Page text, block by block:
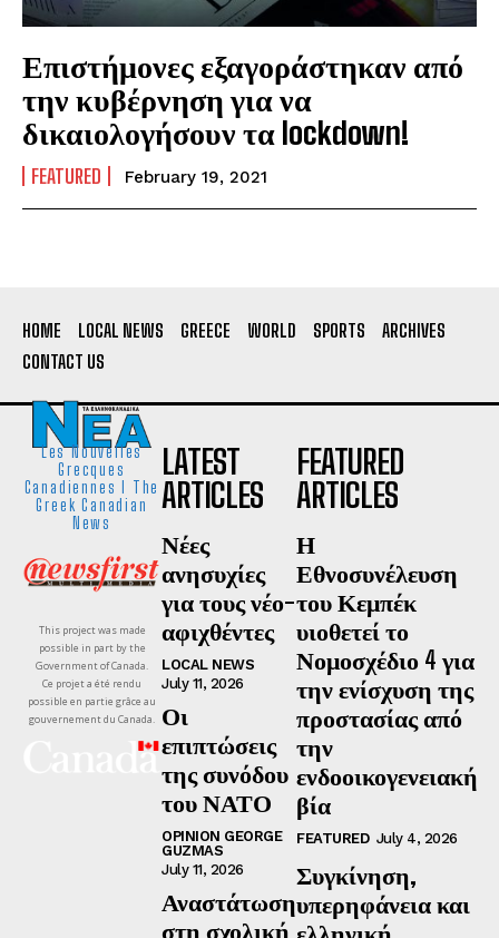
Επιστήμονες εξαγοράστηκαν από
την κυβέρνηση για να
δικαιολογήσουν τα lockdown!
FEATURED February 19, 2021
HOME LOCAL NEWS GREECE WORLD SPORTS
ARCHIVES
CONTACT US
Les Nouvelles
Grecques
Canadiennes I The
Greek Canadian
News
This project was made
possible in part by the
Government of Canada.
Ce projet a été rendu
possible en partie grâce au
gouvernement du Canada.
LATEST
ARTICLES
Νέες
ανησυχίες
για τους νέο-
αφιχθέντες
LOCAL NEWS
July 11, 2026
Οι
επιπτώσεις
της συνόδου
του ΝΑΤΟ
OPINION GEORGE
GUZMAS
July 11, 2026
Αναστάτωση
στη σχολική
FEATURED
ARTICLES
Η
Εθνοσυνέλευση
του Κεμπέκ
υιοθετεί το
Νομοσχέδιο 4 για
την ενίσχυση της
προστασίας από
την
ενδοοικογενειακή
βία
FEATURED July 4, 2026
Συγκίνηση,
υπερηφάνεια και